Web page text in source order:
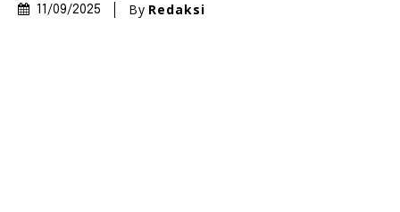
11/09/2025 By Redaksi